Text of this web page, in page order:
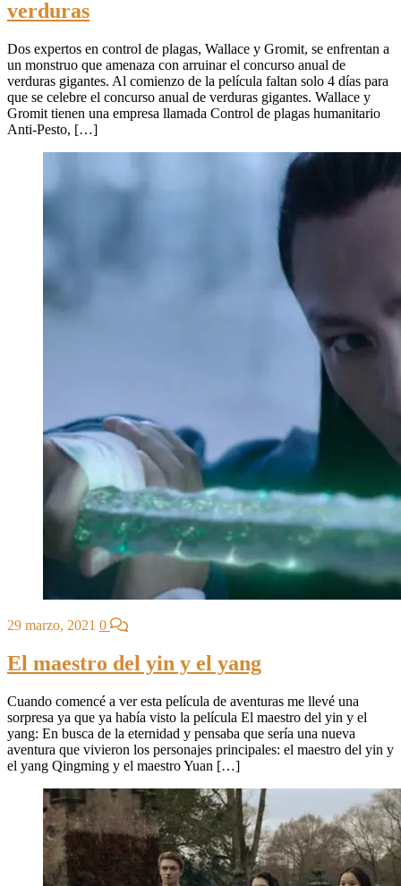
verduras
Dos expertos en control de plagas, Wallace y Gromit, se enfrentan a
un monstruo que amenaza con arruinar el concurso anual de
verduras gigantes. Al comienzo de la película faltan solo 4 días para
que se celebre el concurso anual de verduras gigantes. Wallace y
Gromit tienen una empresa llamada Control de plagas humanitario
Anti-Pesto, […]
29 marzo, 2021 0
El maestro del yin y el yang
Cuando comencé a ver esta película de aventuras me llevé una
sorpresa ya que ya había visto la película El maestro del yin y el
yang: En busca de la eternidad y pensaba que sería una nueva
aventura que vivieron los personajes principales: el maestro del yin y
el yang Qingming y el maestro Yuan […]